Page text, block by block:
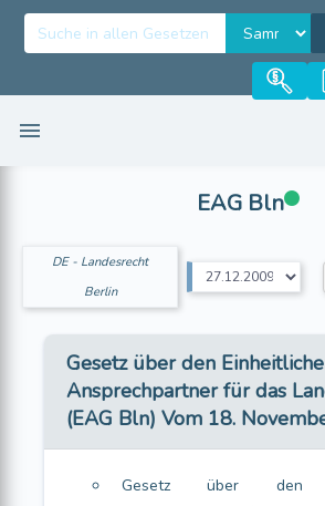
EAG Bln
DE - Landesrecht
Berlin
Gesetz über den
Ansprechpartner für das
(EAG Bln) Vom 18.
Gesetz über den